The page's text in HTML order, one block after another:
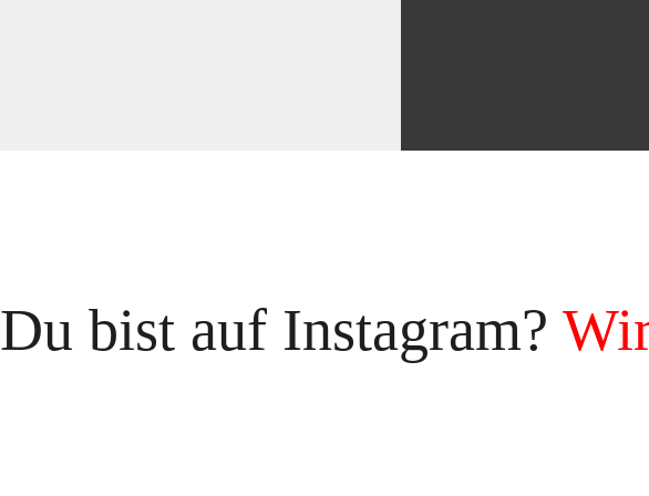
Du bist auf Instagram?